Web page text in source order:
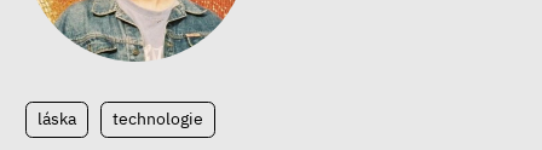
láska technologie